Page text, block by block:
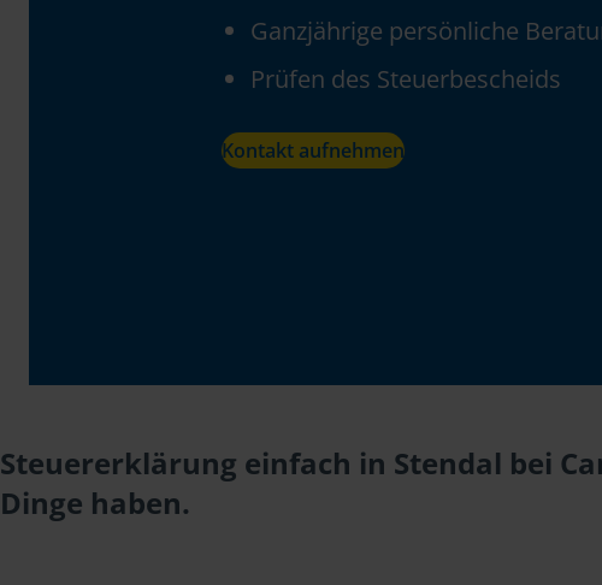
Ganzjährige persönliche
Prüfen des Steuerbescheids
Kontakt aufnehmen
Steuererklärung einfach in Stendal bei
Dinge haben.